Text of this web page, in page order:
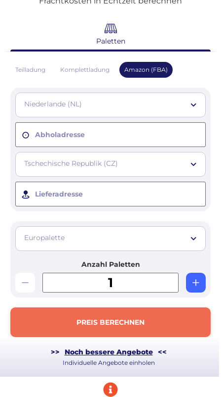
Paletten
Teilladung Komplettladung Amazon (FBA)
Niederlande (NL)
Abholadresse
Tschechische Republik (CZ)
Lieferadresse
Europalette
Anzahl Paletten
PREIS BERECHNEN
>> Noch bessere Angebote <<
Individuelle Angebote einholen